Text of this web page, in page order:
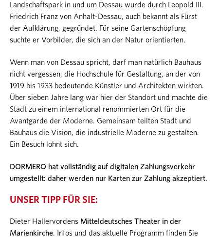
Landschaftspark in und um Dessau wurde durch Leopold III.
Friedrich Franz von Anhalt-Dessau, auch bekannt als Fürst
der Aufklärung, gegründet. Für seine Gartenschöpfung
suchte er Vorbilder, die sich an der Natur orientierten.
Wenn man von Dessau spricht, darf man natürlich Bauhaus
nicht vergessen, die Hochschule für Gestaltung, an der von
1919 bis 1933 bedeutende Künstler und Architekten wirkten.
Über sieben Jahre lang war hier der Standort und machte die
Stadt zu einem international renommierten Ort für die
Avantgarde der Moderne. Gemeinsam teilten Stadt und
Bauhaus die Vision, die industrielle Moderne zu gestalten.
Ein Besuch lohnt sich.
DORMERO hat vollständig auf digitalen Zahlungsverkehr
umgestellt: daher werden nur Karten zur Zahlung akzeptiert.
UNSER TIPP FÜR SIE:
Dieter Hallervordens Mitteldeutsches Theater in der
Marienkirche. Infos und das aktuelle Programm finden Sie